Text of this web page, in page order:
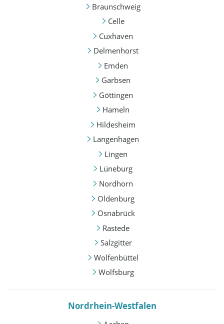
Braunschweig
Celle
Cuxhaven
Delmenhorst
Emden
Garbsen
Göttingen
Hameln
Hildesheim
Langenhagen
Lingen
Lüneburg
Nordhorn
Oldenburg
Osnabrück
Rastede
Salzgitter
Wolfenbüttel
Wolfsburg
Nordrhein-Westfalen